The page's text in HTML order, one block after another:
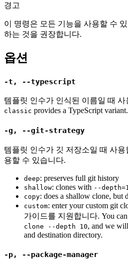
경고
이 명령은 모든 기능을 사용할 수
하는 것을 권장합니다.
옵션
-t, --typescript
템플릿 인수가 인식된 이름일 때 사
classic provides a TypeScript variant.
-g, --git-strategy
템플릿 인수가 깃 저장소일 때 사
용할 수 있습니다.
deep: preserves full git history
shallow: clones with --depth=1
copy: does a shallow clone, but
custom: enter your custom git
가이드를 지원합니다. You
clone --depth 10, and we
and destination directory.
-p, --package-manager